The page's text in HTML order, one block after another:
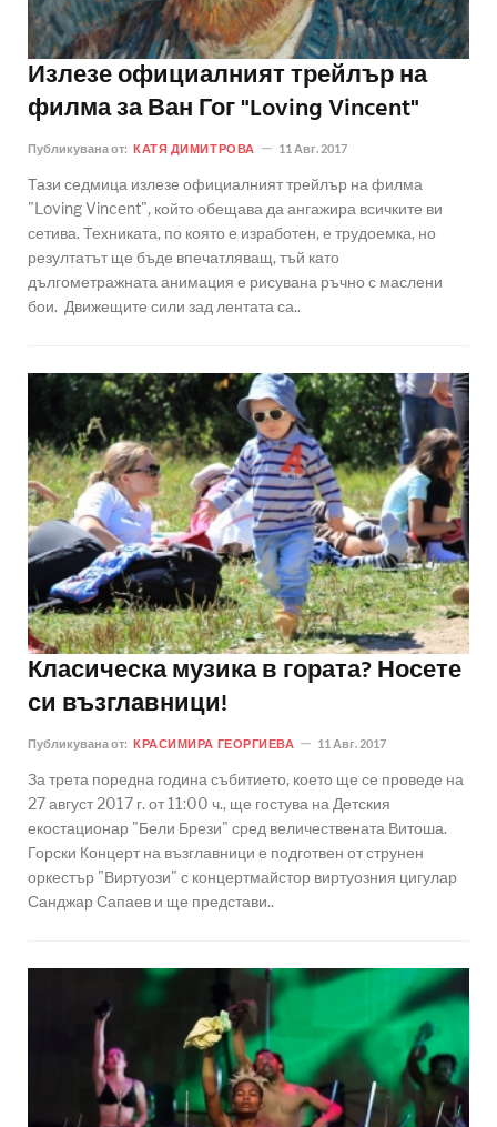
Излезе официалният трейлър на
филма за Ван Гог "Loving Vincent"
Публикувана от: КАТЯ ДИМИТРОВА 11 Авг. 2017
Тази седмица излезе официалният трейлър на филма
"Loving Vincent", който обещава да ангажира всичките ви
сетива. Техниката, по която е изработен, е трудоемка, но
резултатът ще бъде впечатляващ, тъй като
дългометражната анимация е рисувана ръчно с маслени
бои. Движещите сили зад лентата са..
Класическа музика в гората? Носете
си възглавници!
Публикувана от: КРАСИМИРА ГЕОРГИЕВА 11 Авг. 2017
За трета поредна година събитието, което ще се проведе на
27 август 2017 г. от 11:00 ч., ще гостува на Детския
екостационар "Бели Брези" сред величествената Витоша.
Горски Концерт на възглавници е подготвен от струнен
оркестър "Виртуози" с концертмайстор виртуозния цигулар
Санджар Сапаев и ще представи..